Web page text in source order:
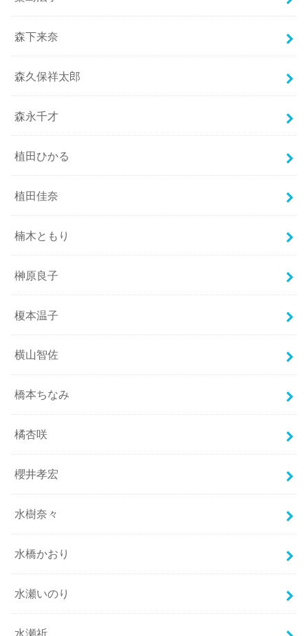
森下来奈
森久保祥太郎
森永千才
植田ひかる
植田佳奈
楠木ともり
榊原良子
榎本温子
横山智佐
橋本ちなみ
橘杏咲
櫻井孝宏
水樹奈々
水橋かおり
水瀬いのり
水瀬祈